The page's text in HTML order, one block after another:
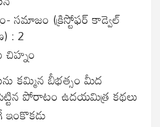
సమాజం (క్రిస్టోఫర్ కాడ్వెల్
: 2
కమ్మిన బీభత్సం మీద
పోరాటం ఉదయమిత్ర కథలు